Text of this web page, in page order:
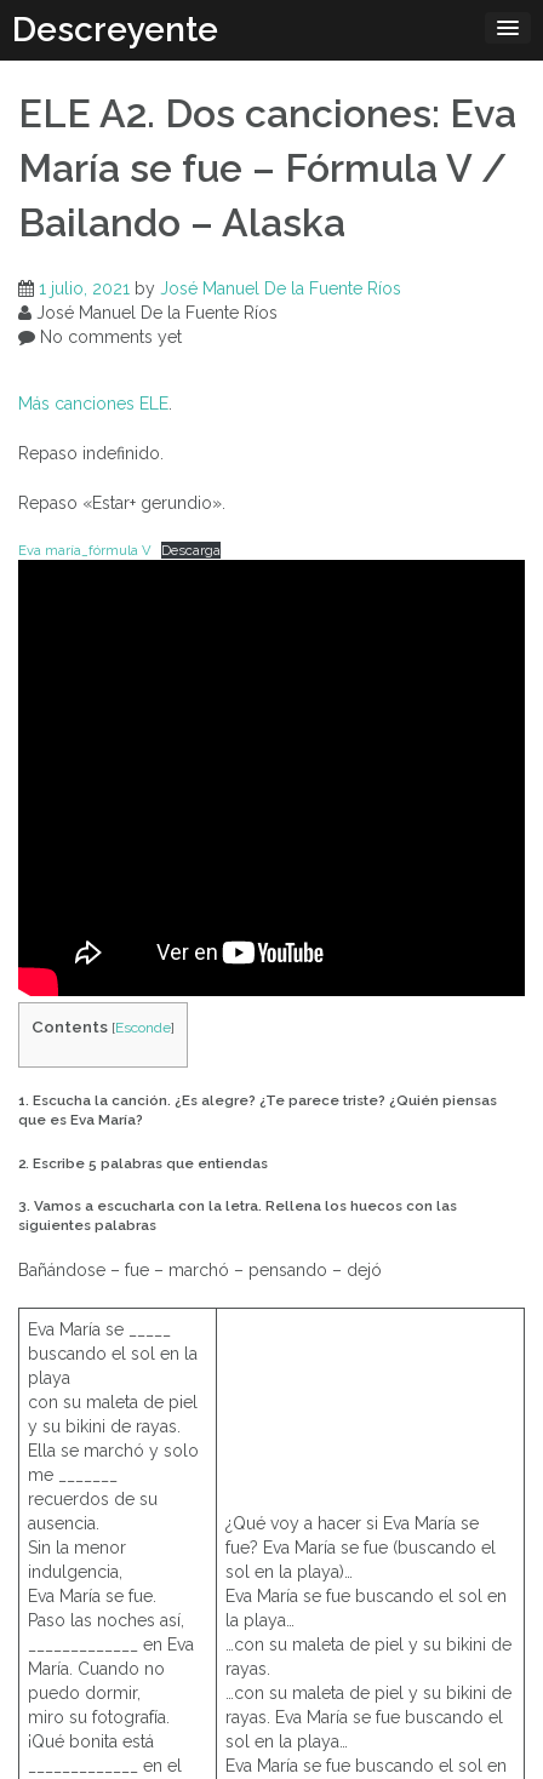
content
Descreyente
ELE A2. Dos canciones: Eva
María se fue – Fórmula V /
Bailando – Alaska
1 julio, 2021 by José Manuel De la Fuente Ríos
José Manuel De la Fuente Ríos
No comments yet
Más canciones ELE
Repaso indefinido.
Repaso «Estar+ gerundio».
Eva maría_fórmula V Descarga
Contents [Esconde]
1. Escucha la canción. ¿Es alegre? ¿Te parece triste? ¿Quién piensas
que es Eva María?
2. Escribe 5 palabras que entiendas
3. Vamos a escucharla con la letra. Rellena los huecos con las
siguientes palabras
Bañándose – fue – marchó – pensando – dejó
Eva María se _____
buscando el sol en la
playa
con su maleta de piel
y su bikini de rayas.
Ella se marchó y solo
me _______
recuerdos de su
ausencia.
Sin la menor
indulgencia,
Eva María se fue.
Paso las noches así,
_____________ en Eva
María. Cuando no
puedo dormir,
miro su fotografía.
¡Qué bonita está
_____________ en el
¿Qué voy a hacer si Eva María se
fue? Eva María se fue (buscando el
sol en la playa)…
Eva María se fue buscando el sol en
la playa…
…con su maleta de piel y su bikini de
rayas.
…con su maleta de piel y su bikini de
rayas. Eva María se fue buscando el
sol en la playa…
Eva María se fue buscando el sol en